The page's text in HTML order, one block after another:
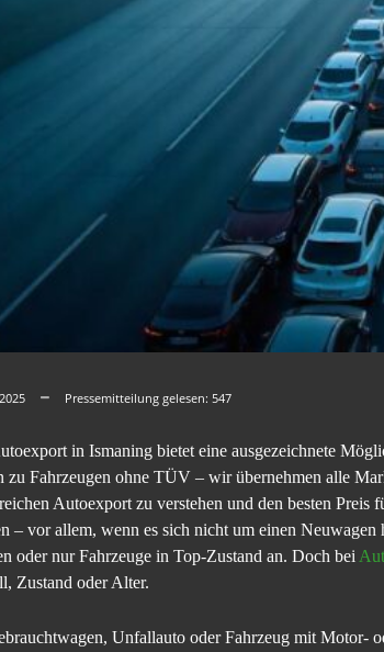
Pressemitteilung gelesen: 547
in Ismaning bietet eine ausgezeichnete
zu Fahrzeugen ohne TÜV – wir übernehmen alle
Autoexport zu verstehen und den besten
– vor allem, wenn es sich nicht um einen
oder nur Fahrzeuge in Top-Zustand an. Doch bei
Zustand oder Alter.
Unfallauto oder Fahrzeug mit Motor-